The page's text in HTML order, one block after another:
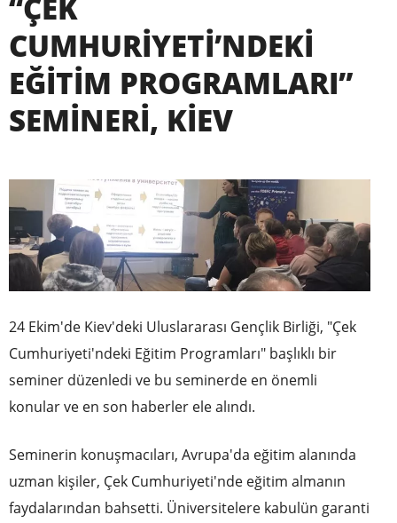
“ÇEK
CUMHURIYETI’NDEKI
EĞITIM PROGRAMLARI”
SEMINERI, KIEV
24 Ekim'de Kiev'deki Uluslararası Gençlik Birliği, "Çek
Cumhuriyeti'ndeki Eğitim Programları" başlıklı bir
seminer düzenledi ve bu seminerde en önemli
konular ve en son haberler ele alındı.
Seminerin konuşmacıları, Avrupa'da eğitim alanında
uzman kişiler, Çek Cumhuriyeti'nde eğitim almanın
faydalarından bahsetti. Üniversitelere kabulün garanti